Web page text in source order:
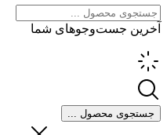
آخرین جست‌وجوهای شما
جستجوی محصول ...